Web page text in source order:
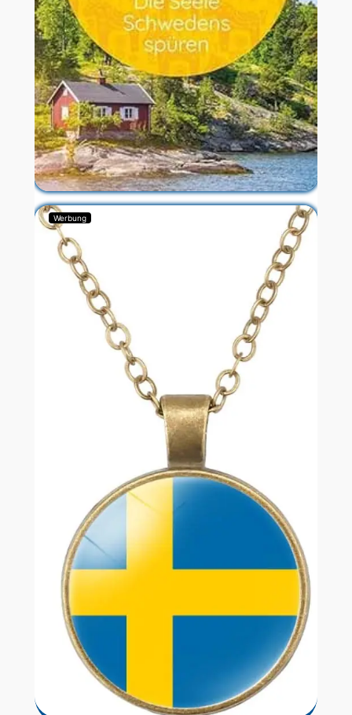
Werbung